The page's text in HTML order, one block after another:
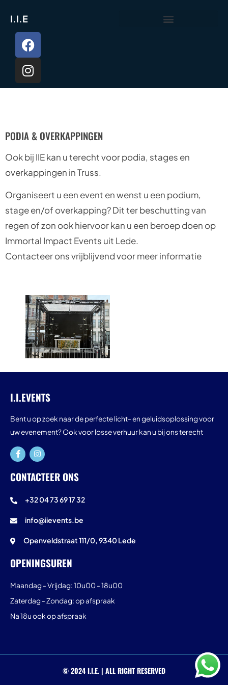
I.I.E
PODIA & OVERKAPPINGEN
Ook bij IIE kan u terecht voor podia, stages en
overkappingen in Truss.
Organiseert u een event en wenst u een podium,
stage en/of overkapping? Dit ter beschutting van
regen of zon ook hiervoor kan u een beroep doen op
Immortal Impact Events uit Lede.
Contacteer ons vrijblijvend voor meer informatie
I.I.EVENTS
Bent u op zoek naar de perfecte licht- en geluidsoplossing voor
uw evenement? Ook voor losse verhuur kan u bij ons terecht
CONTACTEER ONS
+32 04 73 69 17 32
info@iievents.be
Openveldstraat 111/0, 9340 Lede
OPENINGSUREN
Maandag - Vrijdag: 10u00 - 18u00
Zaterdag - Zondag: op afspraak
Na 18u ook op afspraak
© 2024 I.I.E. | ALL RIGHT RESERVED